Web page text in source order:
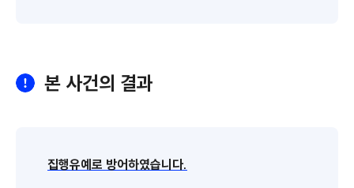
본 사건의 결과
집행유예로 방어하였습니다.